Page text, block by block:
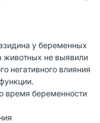
у беременных
животных не выявили
негативного влияния
время беременности